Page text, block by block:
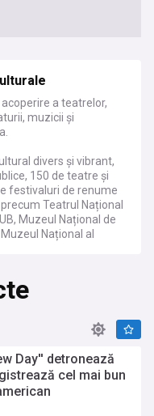
a teatrelor,
muzicii și
divers și vibrant,
150 de teatre și
festivaluri de renume
Teatrul Național
Muzeul Național de
Național al
Sibiu International
repere ale
o perioadă de
doar
adaptării la era
strategia
diversificarea
Day'' detronează
cel mai bun